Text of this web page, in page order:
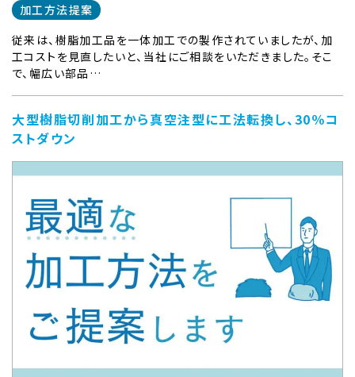
加工方法提案
従来は、樹脂加工品を一体加工での製作されていましたが、加
工コストを見直したいと、当社にご相談をいただきました。そこ
で、幅広い部品…
大型樹脂切削加工から真空注型に工法転換し、30％コ
ストダウン